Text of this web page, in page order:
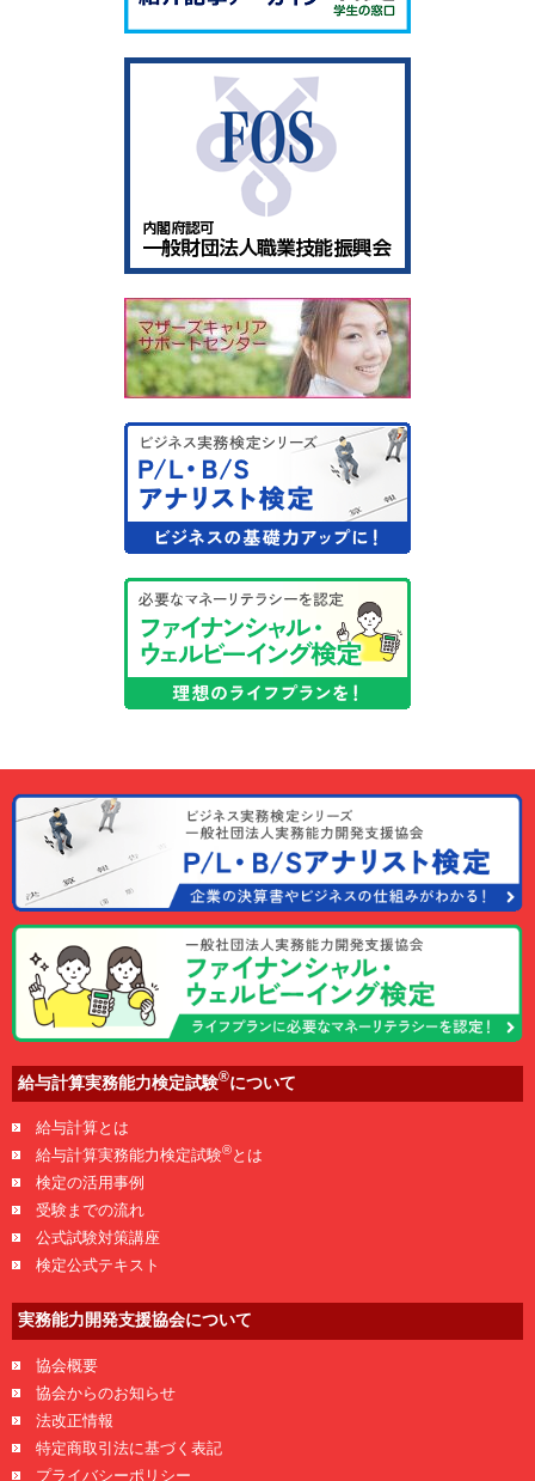
給与計算実務能力検定試験®について
給与計算とは
給与計算実務能力検定試験®とは
検定の活用事例
受験までの流れ
公式試験対策講座
検定公式テキスト
実務能力開発支援協会について
協会概要
協会からのお知らせ
法改正情報
特定商取引法に基づく表記
プライバシーポリシー